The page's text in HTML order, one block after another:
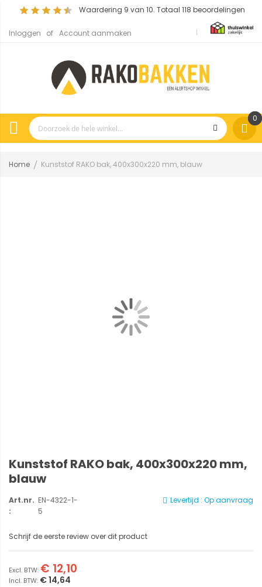
Waardering 9 van 10. Totaal 118 beoordelingen
Inloggen Account aanmaken
0
Home Kunststof RAKO bak, 400x300x220 mm, blauw
Kunststof RAKO bak, 400x300x220 mm,
blauw
Levertijd : Op aanvraag
Art.nr.
:
EN-4322-1-
5
Schrijf de eerste review over dit product
€ 14,64
€ 12,10